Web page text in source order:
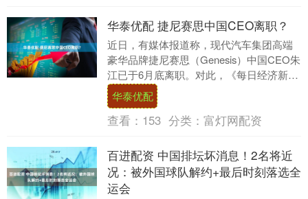
华泰优配 捷尼赛思中国CEO离职？
近日，有媒体报道称，现代汽车集团高端
豪华品牌捷尼赛思（Genesis）中国CEO朱
江已于6月底离职。对此，《每日经济新
闻》记者尝试与捷尼赛思方面联系了解详
情，截....
华泰优配
查看： 153 分类： 富灯网配资
百进配资 中国排坛坏消息！2名将近
况：被外国球队解约+最后时刻落选全
运会